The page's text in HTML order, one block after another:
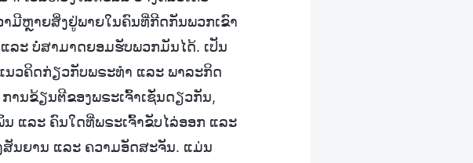
ມີຫຼາຍສິ່ງຢູ່ພາຍໃນຄົນທີ່ກີດກັນພວກເຂົາ
ລະ ບໍ່ສາມາດຍອມຮັບພວກມັນໄດ້. ເປັນ
ວຄິດກ່ຽວກັບພຣະທຳ ແລະ ພາລະກິດ
ານຂ້ຽນຕີຂອງພຣະເຈົ້າເຊັ່ນດຽວກັນ,
ແລະ ຄົນໃດທີ່ພຣະເຈົ້າຂັບໄລ່ອອກ ແລະ
ສັນຍານ ແລະ ຄວາມອັດສະຈັນ. ແມ່ນ